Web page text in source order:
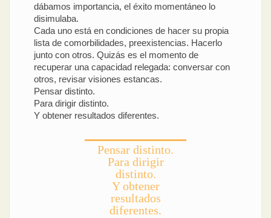
dábamos importancia, el éxito momentáneo lo
disimulaba.
Cada uno está en condiciones de hacer su propia
lista de comorbilidades, preexistencias. Hacerlo
junto con otros. Quizás es el momento de
recuperar una capacidad relegada: conversar con
otros, revisar visiones estancas.
Pensar distinto.
Para dirigir distinto.
Y obtener resultados diferentes.
Pensar distinto.
Para dirigir
distinto.
Y obtener
resultados
diferentes.